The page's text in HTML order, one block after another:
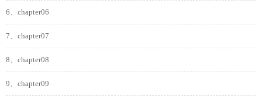
6、chapter06
7、chapter07
8、chapter08
9、chapter09